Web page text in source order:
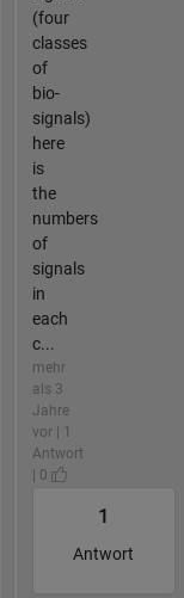
(four
classes
of
bio-
signals)
here
is
the
numbers
of
signals
in
each
c...
mehr
als 3
Jahre
vor | 1
Antwort
| 0
1
Antwort